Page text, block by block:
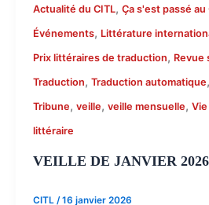
Actualité du CITL, Ça s'est passé au
Événements, Littérature
Prix littéraires de traduction, Revue
Traduction, Traduction automatique,
Tribune, veille, veille mensuelle,
littéraire
VEILLE DE JANVIER 2026
CITL /16 janvier 2026